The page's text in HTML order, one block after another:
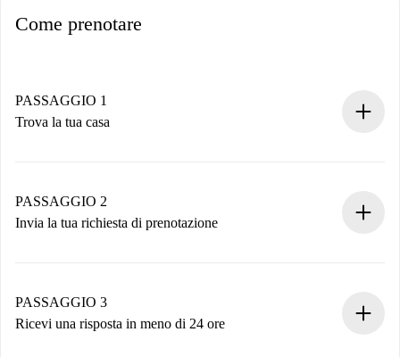
Come prenotare
PASSAGGIO 1
Trova la tua casa
Hai tutte le informazioni necessarie in anticipo.
PASSAGGIO 2
Invia la tua richiesta di prenotazione
non accetta.
PASSAGGIO 3
Ricevi una risposta in meno di 24 ore